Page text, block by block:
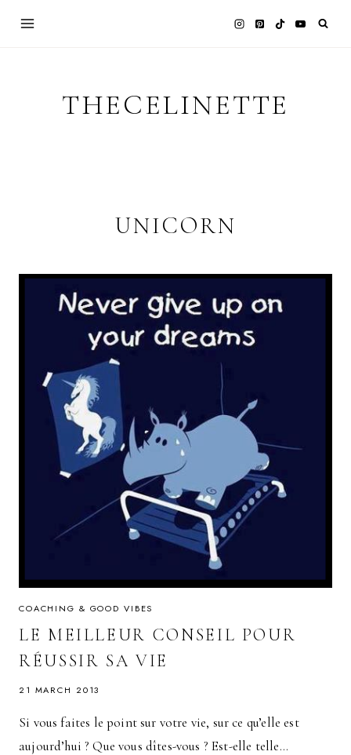
THECELINETTE
UNICORN
COACHING & GOOD VIBES
LE MEILLEUR CONSEIL POUR
RÉUSSIR SA VIE
21 MARCH 2013
Si vous faites le point sur votre vie, sur ce qu’elle est
aujourd’hui ? Que vous dîtes-vous ? Est-elle telle…